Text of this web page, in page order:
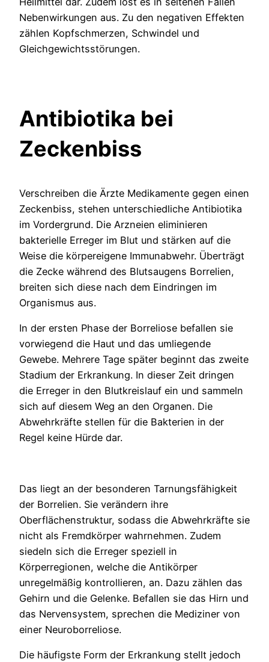
Nebenwirkungen aus. Zu den negativen Effekten
zählen Kopfschmerzen, Schwindel und
Gleichgewichtsstörungen.
Antibiotika bei
Zeckenbiss
Verschreiben die Ärzte Medikamente gegen einen
Zeckenbiss, stehen unterschiedliche Antibiotika
im Vordergrund. Die Arzneien eliminieren
bakterielle Erreger im Blut und stärken auf die
Weise die körpereigene Immunabwehr. Überträgt
die Zecke während des Blutsaugens Borrelien,
breiten sich diese nach dem Eindringen im
Organismus aus.
In der ersten Phase der Borreliose befallen sie
vorwiegend die Haut und das umliegende
Gewebe. Mehrere Tage später beginnt das zweite
Stadium der Erkrankung. In dieser Zeit dringen
die Erreger in den Blutkreislauf ein und sammeln
sich auf diesem Weg an den Organen. Die
Abwehrkräfte stellen für die Bakterien in der
Regel keine Hürde dar.
Das liegt an der besonderen Tarnungsfähigkeit
der Borrelien. Sie verändern ihre
Oberflächenstruktur, sodass die Abwehrkräfte sie
nicht als Fremdkörper wahrnehmen. Zudem
siedeln sich die Erreger speziell in
Körperregionen, welche die Antikörper
unregelmäßig kontrollieren, an. Dazu zählen das
Gehirn und die Gelenke. Befallen sie das Hirn und
das Nervensystem, sprechen die Mediziner von
einer Neuroborreliose.
Die häufigste Form der Erkrankung stellt jedoch